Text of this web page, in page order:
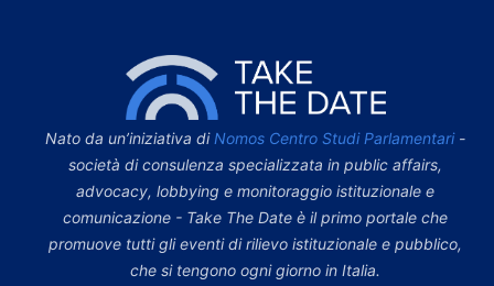
Nato da un’iniziativa di Nomos Centro Studi Parlamentari-
società di consulenza specializzata in public affairs,
advocacy, lobbying e monitoraggio istituzionale e
comunicazione - Take The Date è il primo portale che
promuove tutti gli eventi di rilievo istituzionale e pubblico,
che si tengono ogni giorno in Italia.